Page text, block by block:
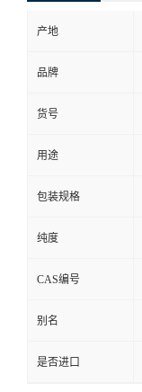
产地
品牌
货号
用途
包装规格
纯度
CAS编号
别名
是否进口